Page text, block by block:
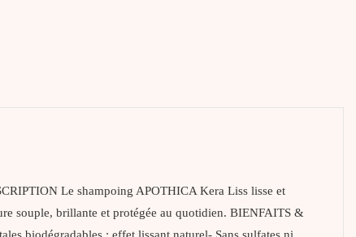
Le shampoing APOTHICA Kera Liss lisse et
souple, brillante et protégée au quotidien. BIENFAITS &